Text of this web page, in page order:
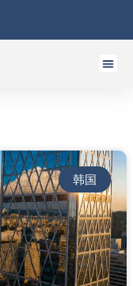
韩国